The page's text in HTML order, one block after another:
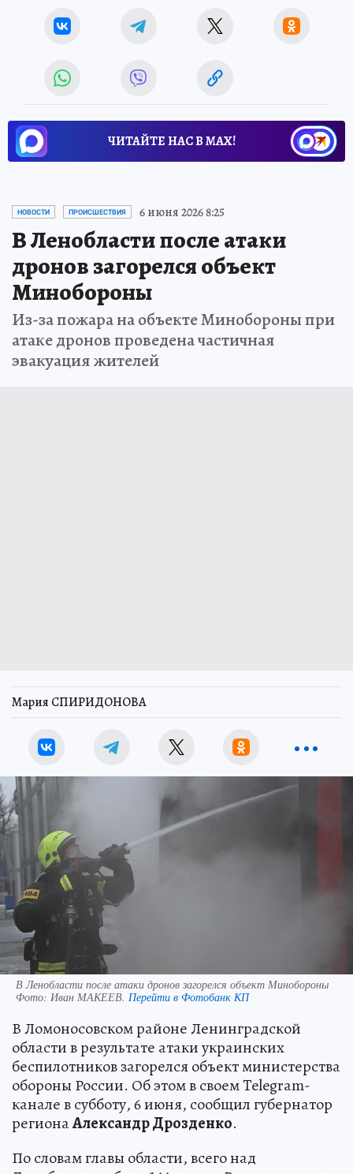
ЧИТАЙТЕ НАС В МАХ!
НОВОСТИ ПРОИСШЕСТВИЯ 6 июня 2026 8:25
В Ленобласти после атаки
дронов загорелся объект
Минобороны
Из-за пожара на объекте Минобороны при
атаке дронов проведена частичная
эвакуация жителей
Мария СПИРИДОНОВА
В Ленобласти после атаки дронов загорелся объект Минобороны
Фото: Иван МАКЕЕВ. Перейти в Фотобанк КП
В Ломоносовском районе Ленинградской
области в результате атаки украинских
беспилотников загорелся объект министерства
обороны России. Об этом в своем Telegram-
канале в субботу, 6 июня, сообщил губернатор
регионаАлександр Дрозденко.
По словам главы области, всего над